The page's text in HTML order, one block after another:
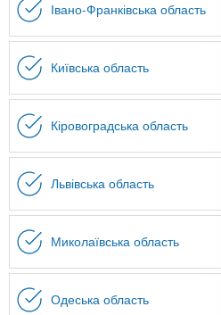
Івано-Франківська область
Київська область
Кіровоградська область
Львівська область
Миколаївська область
Одеська область